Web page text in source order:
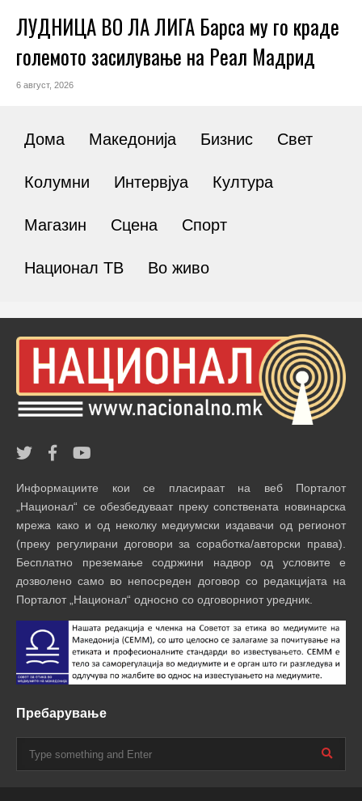
ЛУДНИЦА ВО ЛА ЛИГА Барса му го краде
големото засилување на Реал Мадрид
6 август, 2026
Дома Македонија Бизнис Свет
Колумни Интервјуа Култура
Магазин Сцена Спорт
Национал ТВ Во живо
Информациите кои се пласираат на веб Порталот
„Национал“ се обезбедуваат преку сопствената новинарска
мрежа како и од неколку медиумски издавачи од регионот
(преку регулирани договори за соработка/авторски права).
Бесплатно преземање содржини надвор од условите е
дозволено само во непосреден договор со редакцијата на
Порталот „Национал“ односно со одговорниот уредник.
Пребарување